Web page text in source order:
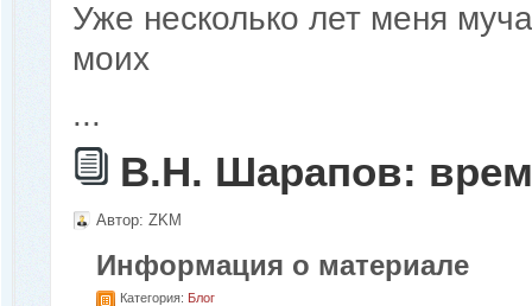
Уже несколько лет меня
моих
...
В.Н. Шарапов:
Автор: ZKM
Информация о материале
Категория: Блог